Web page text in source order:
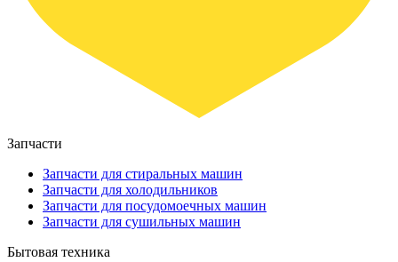
Запчасти
Запчасти для стиральных машин
Запчасти для холодильников
Запчасти для посудомоечных машин
Запчасти для сушильных машин
Бытовая техника